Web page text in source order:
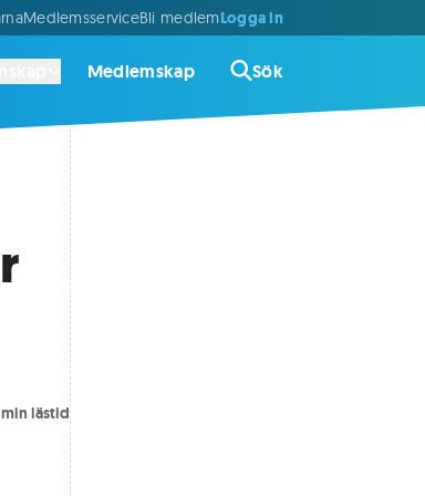
MedlemsserviceBli medlemLogga in
Medlemskap Sök
min lästid